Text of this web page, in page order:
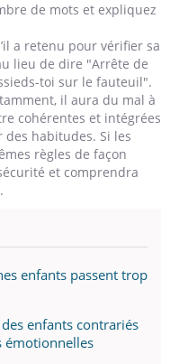
de mots et expliquez
a retenu pour vérifier sa
lieu de dire "Arrête de
toi sur le fauteuil".
il aura du mal à
cohérentes et intégrées
habitudes. Si les
règles de façon
et comprendra
enfants passent trop
enfants contrariés
émotionnelles